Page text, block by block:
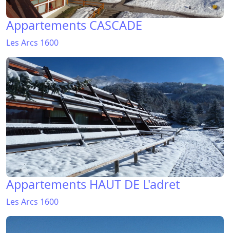
Appartements CASCADE
Les Arcs 1600
Appartements HAUT DE L'adret
Les Arcs 1600